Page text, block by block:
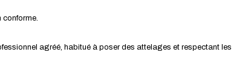
agréé, habitué à poser des attelages et respectant les